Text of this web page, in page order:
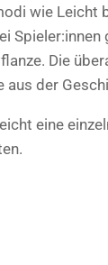
wie Leicht
Die
der
eine